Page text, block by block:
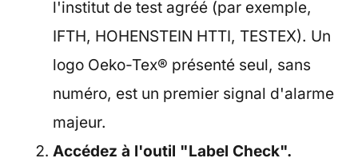
l'institut de test agréé (par exemple,
IFTH, HOHENSTEIN HTTI, TESTEX). Un
logo Oeko-Tex® présenté seul, sans
numéro, est un premier signal d'alarme
majeur.
Accédez à l'outil "Label Check".